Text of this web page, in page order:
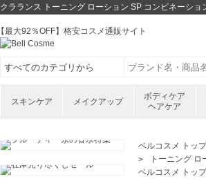
クラランス トーニング ローション SP コンビネーシ
【最大92％OFF】格安コスメ通販サイト
スキンケア メイクアップ
ボディケア
ヘアケア
ベルコスメ トッ
トーニング
ベルコスメ トッ